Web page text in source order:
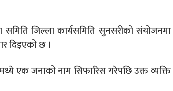
जिल्ला कार्यसमिति सुनसरीको संयोजनमा
दिइएको छ ।
एक जनाको नाम सिफारिस गरेपछि उक्त व्यक्ति